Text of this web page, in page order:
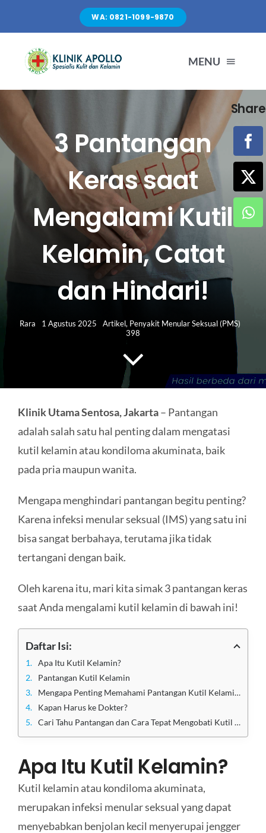
content
WA: 0821-1099-9870
MENU
LAYANAN
FASILITAS
ARTIKEL
HUBUNGI KAMI
for:
3 Pantangan
Keras saat
Mengalami Kutil
Kelamin, Catat
dan Hindari!
Rara 1 Agustus 2025 Artikel, Penyakit Menular Seksual (PMS)
398
Klinik Utama Sentosa, Jakarta– Pantangan
adalah salah satu hal penting dalam mengatasi
kutil kelamin atau kondiloma akuminata, baik
pada pria maupun wanita.
Mengapa menghindari pantangan begitu penting?
Karena infeksi menular seksual (IMS) yang satu ini
bisa sangat berbahaya, terutama jika tidak
tertangani dengan baik.
Oleh karena itu, mari kita simak 3 pantangan keras
saat Anda mengalami kutil kelamin di bawah ini!
Daftar Isi:
Apa Itu Kutil Kelamin?
Pantangan Kutil Kelamin
Mengapa Penting Memahami Pantangan Kutil Kelamin?
Kapan Harus ke Dokter?
Cari Tahu Pantangan dan Cara Tepat Mengobati Kutil Kelamin di Klinik Utama Sentosa
Apa Itu Kutil Kelamin?
Kutil kelamin atau kondiloma akuminata,
merupakan infeksi menular seksual yang dapat
menyebabkan benjolan kecil menyerupai jengger
Share